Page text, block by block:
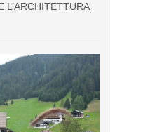
L’ARCHITETTURA